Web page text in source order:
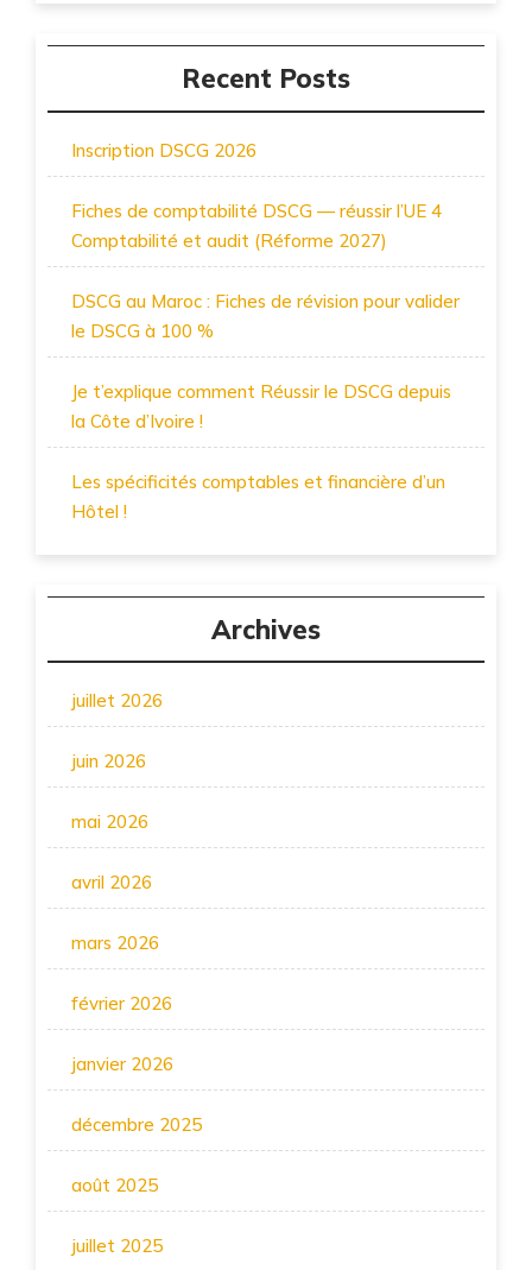
Recent Posts
Inscription DSCG 2026
Fiches de comptabilité DSCG — réussir l’UE 4
Comptabilité et audit (Réforme 2027)
DSCG au Maroc : Fiches de révision pour valider
le DSCG à 100 %
Je t’explique comment Réussir le DSCG depuis
la Côte d’Ivoire !
Les spécificités comptables et financière d’un
Hôtel !
Archives
juillet 2026
juin 2026
mai 2026
avril 2026
mars 2026
février 2026
janvier 2026
décembre 2025
août 2025
juillet 2025